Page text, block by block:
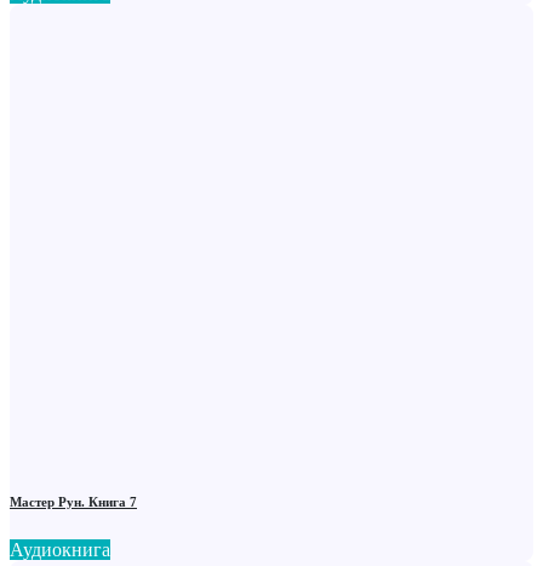
Мастер Рун. Книга 7
Аудиокнига